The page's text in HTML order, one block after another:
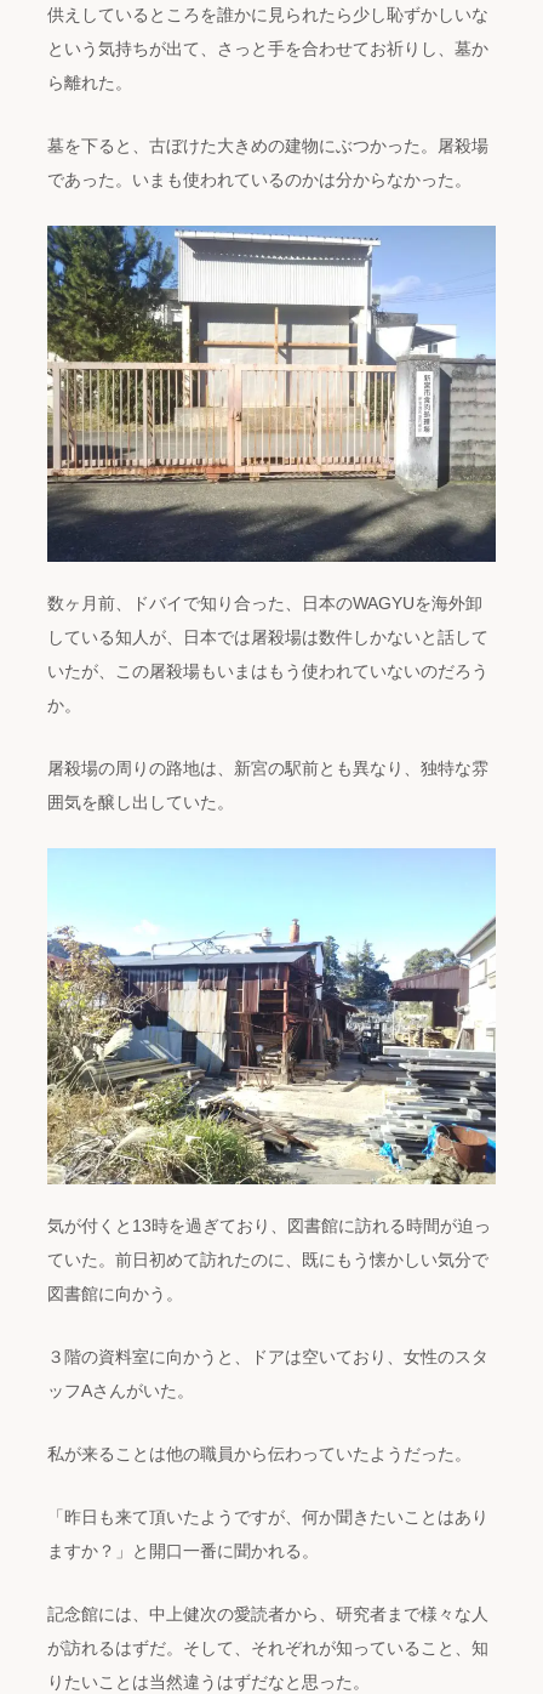
供えしているところを誰かに見られたら少し恥ずかしいな
という気持ちが出て、さっと手を合わせてお祈りし、墓か
ら離れた。
墓を下ると、古ぼけた大きめの建物にぶつかった。屠殺場
であった。いまも使われているのかは分からなかった。
数ヶ月前、ドバイで知り合った、日本のWAGYUを海外卸
している知人が、日本では屠殺場は数件しかないと話して
いたが、この屠殺場もいまはもう使われていないのだろう
か。
屠殺場の周りの路地は、新宮の駅前とも異なり、独特な雰
囲気を醸し出していた。
気が付くと13時を過ぎており、図書館に訪れる時間が迫っ
ていた。前日初めて訪れたのに、既にもう懐かしい気分で
図書館に向かう。
３階の資料室に向かうと、ドアは空いており、女性のスタ
ッフAさんがいた。
私が来ることは他の職員から伝わっていたようだった。
「昨日も来て頂いたようですが、何か聞きたいことはあり
ますか？」と開口一番に聞かれる。
記念館には、中上健次の愛読者から、研究者まで様々な人
が訪れるはずだ。そして、それぞれが知っていること、知
りたいことは当然違うはずだなと思った。